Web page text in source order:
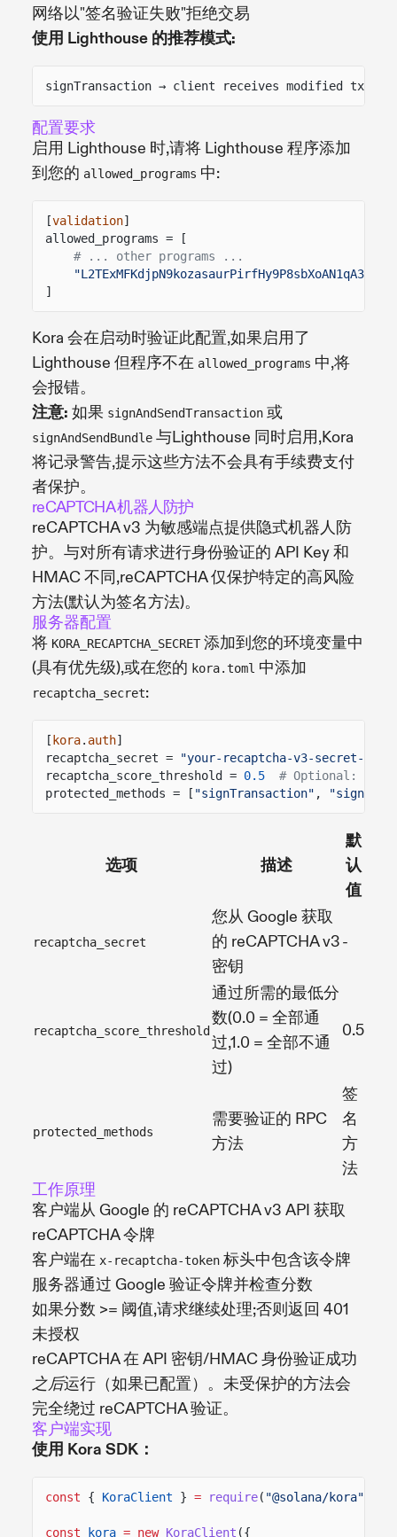
网络以"签名验证失败"拒绝交易
使用 Lighthouse 的推荐模式:
signTransaction → client receives modified tx →
配置要求
启用 Lighthouse 时,请将 Lighthouse 程序添加
到您的 allowed_programs 中:
[validation]
allowed_programs = [
# ... other programs ...
"L2TExMFKdjpN9kozasaurPirfHy9P8sbXoAN1qA3S95"
]
Kora 会在启动时验证此配置,如果启用了
Lighthouse 但程序不在 allowed_programs 中,将
会报错。
注意: 如果 signAndSendTransaction 或
signAndSendBundle 与Lighthouse 同时启用,Kora
将记录警告,提示这些方法不会具有手续费支付
者保护。
reCAPTCHA 机器人防护
reCAPTCHA v3 为敏感端点提供隐式机器人防
护。与对所有请求进行身份验证的 API Key 和
HMAC 不同,reCAPTCHA 仅保护特定的高风险
方法(默认为签名方法)。
服务器配置
将 KORA_RECAPTCHA_SECRET添加到您的环境变量中
(具有优先级),或在您的 kora.toml 中添加
recaptcha_secret:
[ kora. auth]
recaptcha_secret =
"your-recaptcha-v3-secret-key"
recaptcha_score_threshold = 0.5
# Optional:
protected_methods = [ "signTransaction" ,
选项 描述
默
认
值
recaptcha_secret
您从 Google 获取
的 reCAPTCHA v3
密钥
-
recaptcha_score_threshold
通过所需的最低分
数(0.0 = 全部通
过,1.0 = 全部不通
过)
0.5
protected_methods
需要验证的 RPC
方法
签
名
方
法
工作原理
客户端从 Google 的 reCAPTCHA v3 API 获取
reCAPTCHA 令牌
客户端在 x-recaptcha-token 标头中包含该令牌
服务器通过 Google 验证令牌并检查分数
如果分数 >= 阈值,请求继续处理;否则返回 401
未授权
reCAPTCHA 在 API 密钥/HMAC 身份验证成功
之后运行（如果已配置）。未受保护的方法会
完全绕过 reCAPTCHA 验证。
客户端实现
使用 Kora SDK：
const { KoraClient } = require( "@solana/kora"
const kora = new KoraClient ({